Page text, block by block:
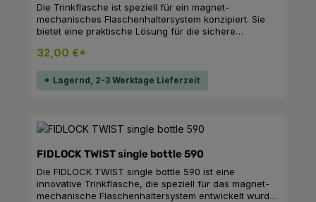
Die Trinkflasche ist speziell für ein magnet-
mechanisches Flaschenhaltersystem konzipiert. Sie
bietet eine praktische Lösung für die sichere
innovative Technologie sorgt für einen stabilen Halt,
32,00 €*
Lagernd, 2-3 Werktage Lieferzeit
FIDLOCK TWIST single bottle 590
Die FIDLOCK TWIST single bottle 590 ist eine
innovative Trinkflasche, die speziell für das magnet-
mechanische Flaschenhaltersystem entwickelt wurde.